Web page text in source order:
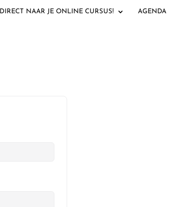
DIRECT NAAR JE ONLINE CURSUS! AGENDA